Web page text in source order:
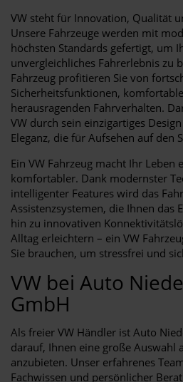
VW steht für Innovation, Qualität
Unsere Fahrzeuge werden mit
höchsten Standards gefertigt, um
unvergleichliches Fahrerlebnis zu
Fahrzeug profitieren Sie von
Sicherheitsfunktionen,
herausragenden Fahrverhalten.
VW durch sein einzigartiges
Eleganz, die für Aufsehen auf den
Ein VW Fahrzeug macht Ihr Leben
komfortabler. Dank modernster
intelligenter Features wird das
Assistenzsystemen, die Ihnen das
hin zu innovativen
Alltag erleichtern – ein VW
Sie brauchen, um stressfrei und
VW bei Auto
GmbH
Als freier VW Händler ist Auto
darauf, Ihnen eine große Auswahl
anzubieten. Unser erfahrenes
Fachwissen und persönlicher